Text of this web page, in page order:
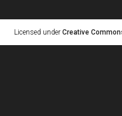
Licensed under Creative